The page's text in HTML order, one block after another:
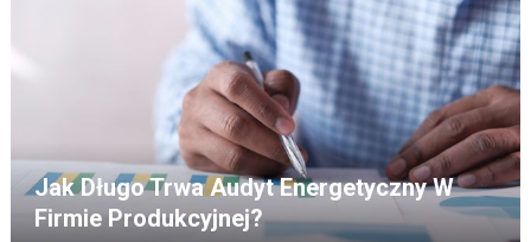
Jak Długo Trwa Audyt Energetyczny W
Firmie Produkcyjnej?